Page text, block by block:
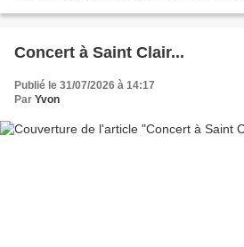
Concert à Saint Clair...
Publié le 31/07/2026 à 14:17
Par Yvon